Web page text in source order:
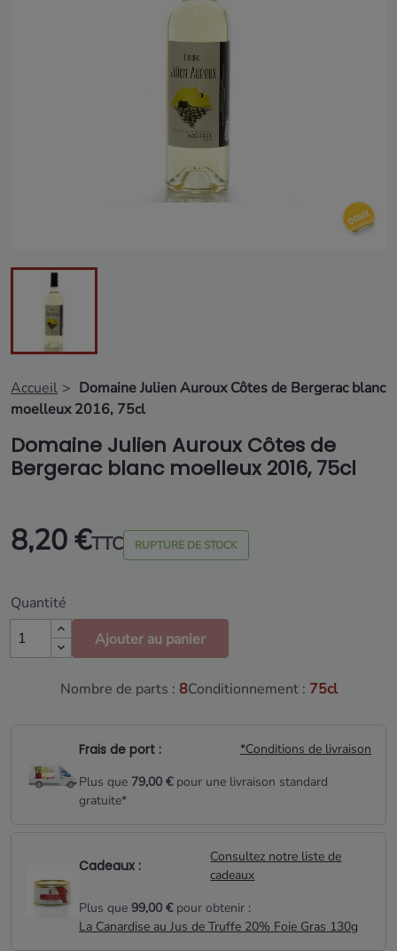
Accueil
Domaine Julien Auroux Côtes de Bergerac blanc
moelleux 2016, 75cl
Domaine Julien Auroux Côtes de
Bergerac blanc moelleux 2016, 75cl
8,20 €TTC RUPTURE DE STOCK
Quantité
Ajouter au panier
Nombre de parts : 8Conditionnement : 75cl
Frais de port :
*Conditions de livraison
Plus que 79,00 €pour une livraison standard
gratuite*
Cadeaux :
Consultez notre liste de
cadeaux
Plus que 99,00 €pour obtenir :
La Canardise au Jus de Truffe 20% Foie Gras 130g